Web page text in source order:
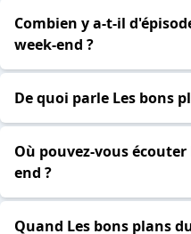
Combien y a-t-il
week-end ?
De quoi parle Les bons
Où pouvez-vous
end ?
Quand Les bons plans